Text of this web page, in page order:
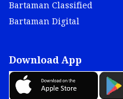
Bartaman Classified
Bartaman Digital
Download App